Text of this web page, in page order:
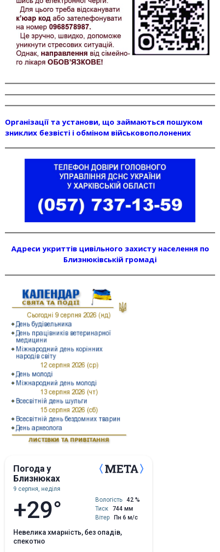
Організації та установи, що займаються пошуком
зниклих безвісті і обміном військовополонених
Адреси укриттів цивільного захисту населення по
Близнюківській громаді
Погода у
Близнюках
9 серпня, неділя
+29° Вологість
42 %
Тиск
744 мм
Вітер
Пн 6 м/с
невелика хмарність, без опадів,
спекотно